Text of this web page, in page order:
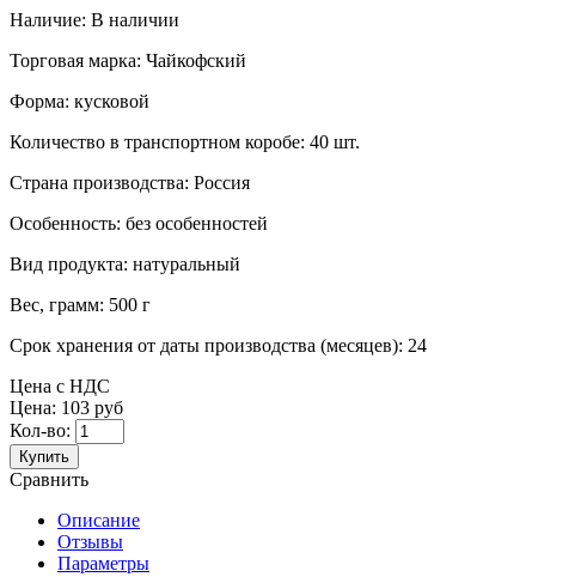
Наличие: В наличии
Торговая марка: Чайкофский
Форма: кусковой
Количество в транспортном коробе: 40 шт.
Страна производства: Россия
Особенность: без особенностей
Вид продукта: натуральный
Вес, грамм: 500 г
Срок хранения от даты производства (месяцев): 24
Цена с НДС
Цена: 103 руб
Кол-во:
Купить
Сравнить
Описание
Отзывы
Параметры